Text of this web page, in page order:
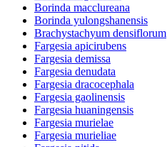
Borinda macclureana
Borinda yulongshanensis
Brachystachyum densiflorum
Fargesia apicirubens
Fargesia demissa
Fargesia denudata
Fargesia dracocephala
Fargesia gaolinensis
Fargesia huaningensis
Fargesia murielae
Fargesia murieliae